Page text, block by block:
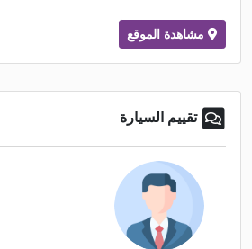
مشاهدة الموقع
تقييم السيارة